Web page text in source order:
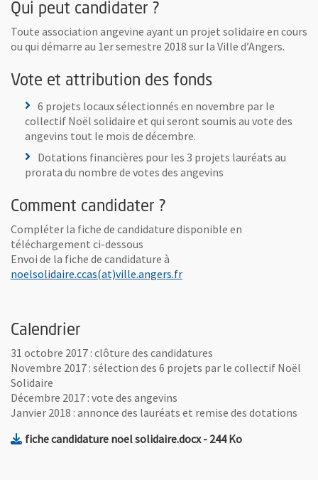
Qui peut candidater ?
Toute association angevine ayant un projet solidaire en cours
ou qui démarre au 1er semestre 2018 sur la Ville d’Angers.
Vote et attribution des fonds
6 projets locaux sélectionnés en novembre par le
collectif Noël solidaire et qui seront soumis au vote des
angevins tout le mois de décembre.
Dotations financières pour les 3 projets lauréats au
prorata du nombre de votes des angevins
Comment candidater ?
Compléter la fiche de candidature disponible en
téléchargement ci-dessous
Envoi de la fiche de candidature à
noelsolidaire.ccas(at)ville.angers.fr, Ouvre une nouvelle fenêtre
Calendrier
31 octobre 2017 : clôture des candidatures
Novembre 2017 : sélection des 6 projets par le collectif Noël
Solidaire
Décembre 2017 : vote des angevins
Janvier 2018 : annonce des lauréats et remise des dotations
fiche candidature noel solidaire.docx, Fichier au format Docx
- 244 Ko, Ouvre une